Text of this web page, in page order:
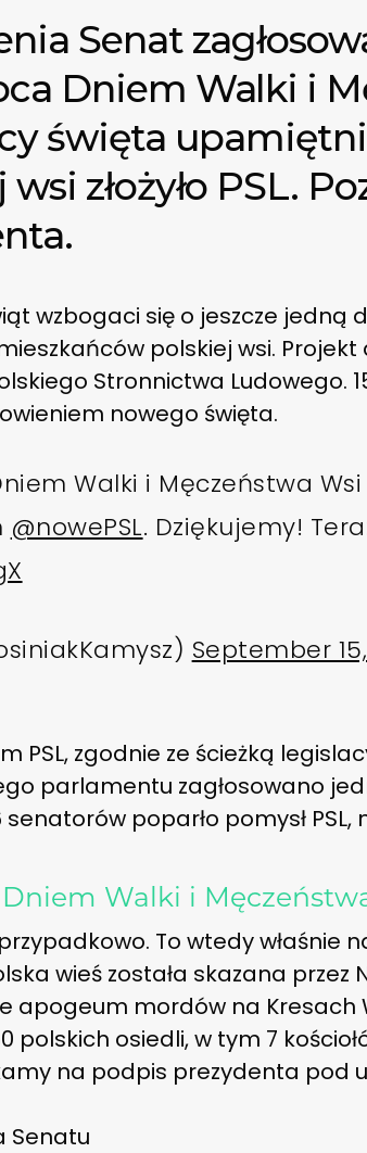
Senat
Dniem Walki i
święta
złożyło PSL.
wzbogaci się o jeszcze jedną
polskiej wsi. Projekt
Stronnictwa Ludowego.
nowego święta.
Walki i Męczeństwa Wsi
@nowePSL. Dziękujemy!
September 15,
zgodnie ze ścieżką
parlamentu zagłosowano
poparło pomysł PSL,
Walki i
To wtedy właśnie
wieś została skazana przez
apogeum mordów na Kresach
polskich osiedli, w tym 7
na podpis prezydenta pod
Senatu